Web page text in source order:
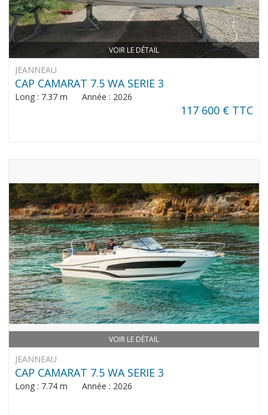
VOIR LE DÉTAIL
JEANNEAU
CAP CAMARAT 7.5 WA SERIE 3
Long : 7.37 m Année : 2026
117 600 € TTC
VOIR LE DÉTAIL
JEANNEAU
CAP CAMARAT 7.5 WA SERIE 3
Long : 7.74 m Année : 2026